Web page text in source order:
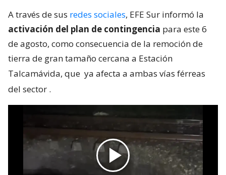
A través de sus redes sociales, EFE Sur informó la
activación del plan de contingencia para este 6
de agosto, como consecuencia de la remoción de
tierra de gran tamaño cercana a Estación
Talcamávida, que ya afecta a ambas vías férreas
del sector .